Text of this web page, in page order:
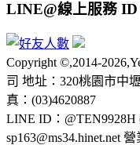
LINE@線上服務
Copyright ©,2014-
司 地址：320桃園市中
真：(03)4620887
LINE ID：@TEN9928H
sp163@ms34.hinet.net